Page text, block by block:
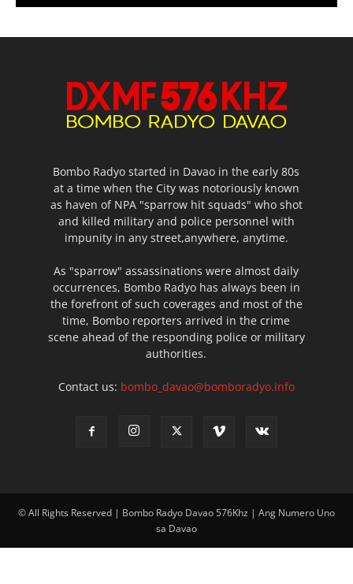
Bombo Radyo started in Davao in the early 80s
at a time when the City was notoriously known
as haven of NPA "sparrow hit squads" who shot
and killed military and police personnel with
impunity in any street,anywhere, anytime.
As "sparrow" assassinations were almost daily
occurrences, Bombo Radyo has always been in
the forefront of such coverages and most of the
time, Bombo reporters arrived in the crime
scene ahead of the responding police or military
authorities.
Contact us: bombo_davao@bomboradyo.info
© All Rights Reserved | Bombo Radyo Davao 576Khz | Ang Numero Uno
sa Davao